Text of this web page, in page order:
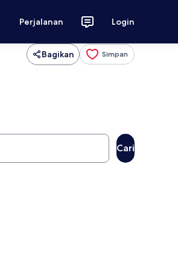
Perjalanan Login
Bagikan Simpan
Cari